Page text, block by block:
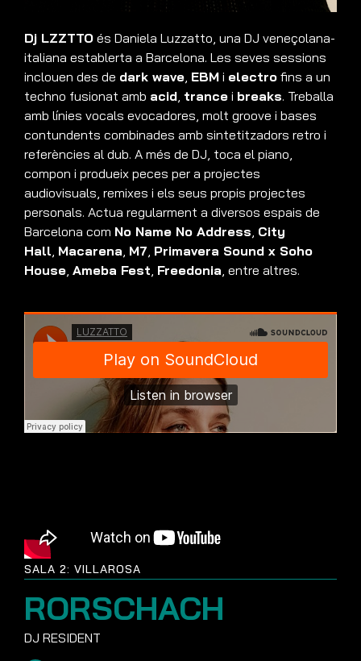
Dj LZZTTO és Daniela Luzzatto, una DJ veneçolana-
italiana establerta a Barcelona. Les seves sessions
inclouen des de dark wave, EBM i electro fins a un
techno fusionat amb acid, trance i breaks. Treballa
amb línies vocals evocadores, molt groove i bases
contundents combinades amb sintetitzadors retro i
referències al dub. A més de DJ, toca el piano,
compon i produeix peces per a projectes
audiovisuals, remixes i els seus propis projectes
personals. Actua regularment a diversos espais de
Barcelona com No Name No Address, City
Hall, Macarena, M7, Primavera Sound x Soho
House, Ameba Fest, Freedonia, entre altres.
SALA 2: VILLAROSA
RORSCHACH